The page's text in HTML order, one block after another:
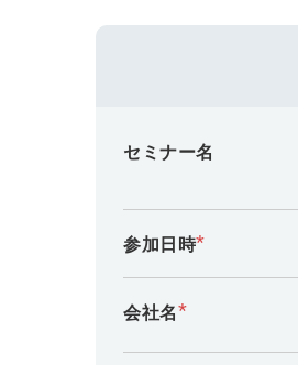
セミナー名
参加日時*
会社名*